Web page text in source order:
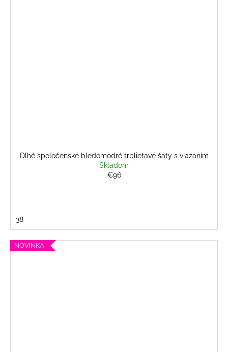
Dlhé spoločenské bledomodré trblietavé šaty s viazaním
Skladom
€96
38
NOVINKA